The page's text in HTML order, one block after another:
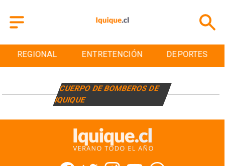
REGIONAL ENTRETENCIÓN DEPORTES
CUERPO DE BOMBEROS DE
IQUIQUE